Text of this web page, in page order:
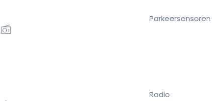
Parkeersensoren
Radio